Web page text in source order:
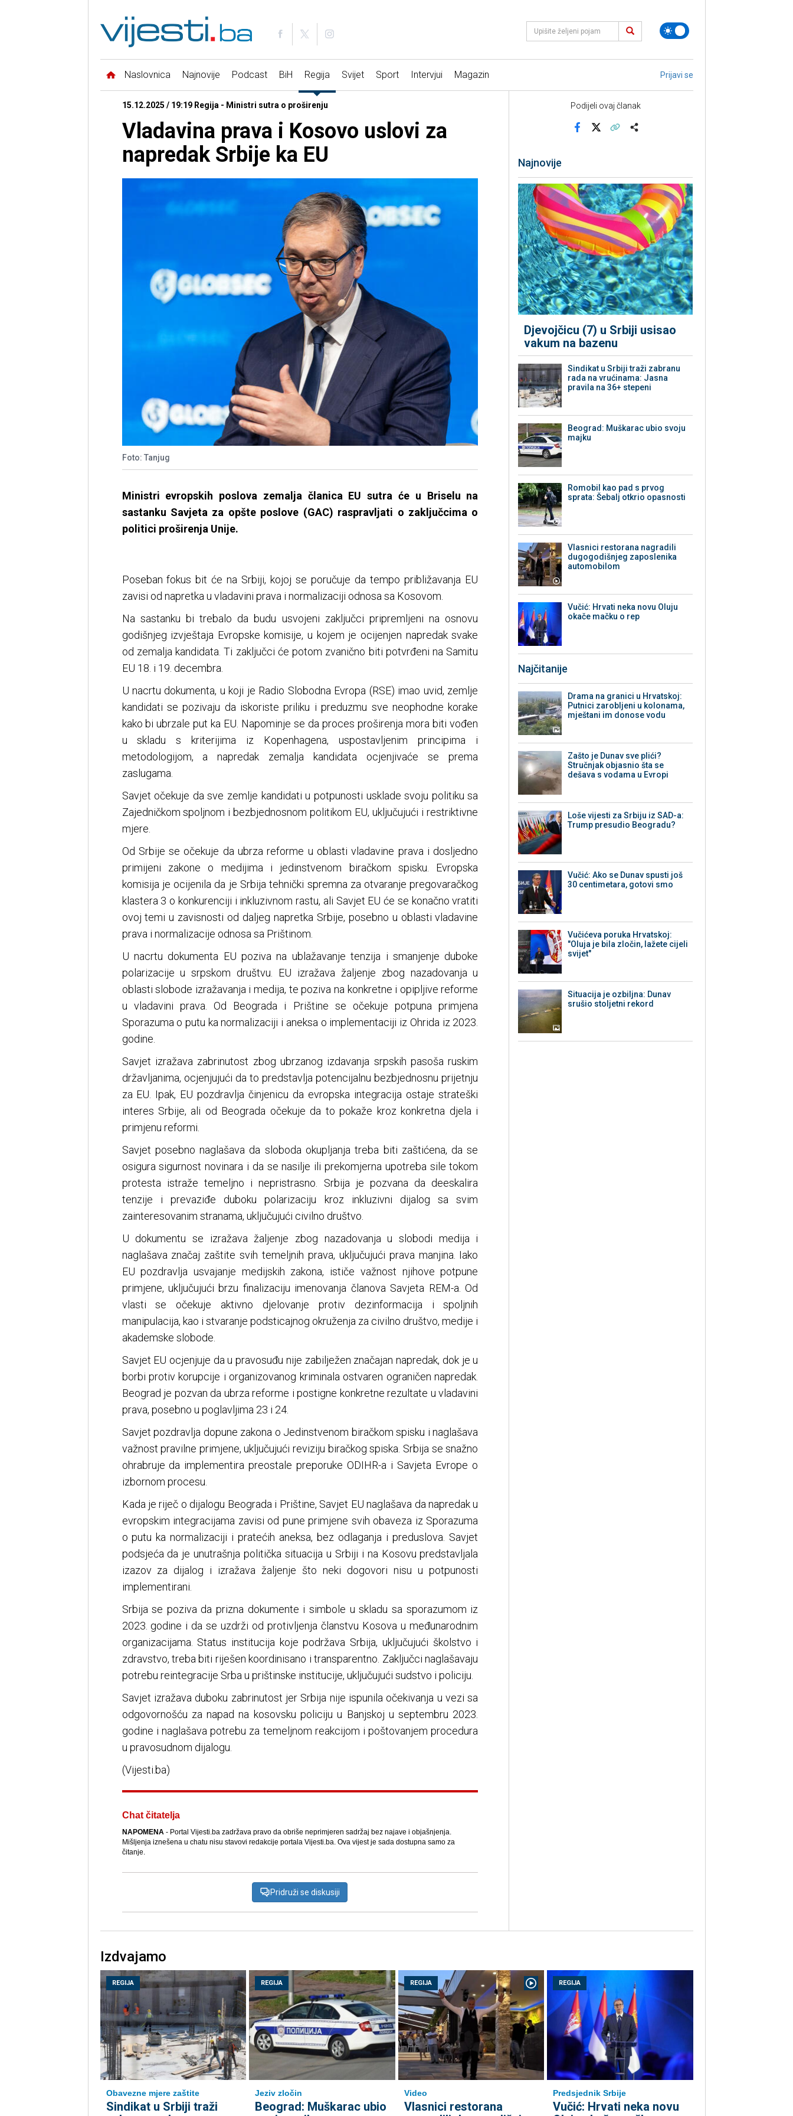
Naslovnica Najnovije Podcast BiH Regija Svijet Sport Intervjui Magazin Prijavi se
15.12.2025 / 19:19 Regija - Ministri sutra o proširenju
Vladavina prava i Kosovo uslovi za
napredak Srbije ka EU
Foto: Tanjug
Ministri evropskih poslova zemalja članica EU sutra će u Briselu na
sastanku Savjeta za opšte poslove (GAC) raspravljati o zaključcima o
politici proširenja Unije.
Poseban fokus bit će na Srbiji, kojoj se poručuje da tempo približavanja EU
zavisi od napretka u vladavini prava i normalizaciji odnosa sa Kosovom.
Na sastanku bi trebalo da budu usvojeni zaključci pripremljeni na osnovu
godišnjeg izvještaja Evropske komisije, u kojem je ocijenjen napredak svake
od zemalja kandidata. Ti zaključci će potom zvanično biti potvrđeni na Samitu
EU 18. i 19. decembra.
U nacrtu dokumenta, u koji je Radio Slobodna Evropa (RSE) imao uvid, zemlje
kandidati se pozivaju da iskoriste priliku i preduzmu sve neophodne korake
kako bi ubrzale put ka EU. Napominje se da proces proširenja mora biti vođen
u skladu s kriterijima iz Kopenhagena, uspostavljenim principima i
metodologijom, a napredak zemalja kandidata ocjenjivaće se prema
zaslugama.
Savjet očekuje da sve zemlje kandidati u potpunosti usklade svoju politiku sa
Zajedničkom spoljnom i bezbjednosnom politikom EU, uključujući i restriktivne
mjere.
Od Srbije se očekuje da ubrza reforme u oblasti vladavine prava i dosljedno
primijeni zakone o medijima i jedinstvenom biračkom spisku. Evropska
komisija je ocijenila da je Srbija tehnički spremna za otvaranje pregovaračkog
klastera 3 o konkurenciji i inkluzivnom rastu, ali Savjet EU će se konačno vratiti
ovoj temi u zavisnosti od daljeg napretka Srbije, posebno u oblasti vladavine
prava i normalizacije odnosa sa Prištinom.
U nacrtu dokumenta EU poziva na ublažavanje tenzija i smanjenje duboke
polarizacije u srpskom društvu. EU izražava žaljenje zbog nazadovanja u
oblasti slobode izražavanja i medija, te poziva na konkretne i opipljive reforme
u vladavini prava. Od Beograda i Prištine se očekuje potpuna primjena
Sporazuma o putu ka normalizaciji i aneksa o implementaciji iz Ohrida iz 2023.
godine.
Savjet izražava zabrinutost zbog ubrzanog izdavanja srpskih pasoša ruskim
državljanima, ocjenjujući da to predstavlja potencijalnu bezbjednosnu prijetnju
za EU. Ipak, EU pozdravlja činjenicu da evropska integracija ostaje strateški
interes Srbije, ali od Beograda očekuje da to pokaže kroz konkretna djela i
primjenu reformi.
Savjet posebno naglašava da sloboda okupljanja treba biti zaštićena, da se
osigura sigurnost novinara i da se nasilje ili prekomjerna upotreba sile tokom
protesta istraže temeljno i nepristrasno. Srbija je pozvana da deeskalira
tenzije i prevaziđe duboku polarizaciju kroz inkluzivni dijalog sa svim
zainteresovanim stranama, uključujući civilno društvo.
U dokumentu se izražava žaljenje zbog nazadovanja u slobodi medija i
naglašava značaj zaštite svih temeljnih prava, uključujući prava manjina. Iako
EU pozdravlja usvajanje medijskih zakona, ističe važnost njihove potpune
primjene, uključujući brzu finalizaciju imenovanja članova Savjeta REM-a. Od
vlasti se očekuje aktivno djelovanje protiv dezinformacija i spoljnih
manipulacija, kao i stvaranje podsticajnog okruženja za civilno društvo, medije i
akademske slobode.
Savjet EU ocjenjuje da u pravosuđu nije zabilježen značajan napredak, dok je u
borbi protiv korupcije i organizovanog kriminala ostvaren ograničen napredak.
Beograd je pozvan da ubrza reforme i postigne konkretne rezultate u vladavini
prava, posebno u poglavljima 23 i 24.
Savjet pozdravlja dopune zakona o Jedinstvenom biračkom spisku i naglašava
važnost pravilne primjene, uključujući reviziju biračkog spiska. Srbija se snažno
ohrabruje da implementira preostale preporuke ODIHR-a i Savjeta Evrope o
izbornom procesu.
Kada je riječ o dijalogu Beograda i Prištine, Savjet EU naglašava da napredak u
evropskim integracijama zavisi od pune primjene svih obaveza iz Sporazuma
o putu ka normalizaciji i pratećih aneksa, bez odlaganja i preduslova. Savjet
podsjeća da je unutrašnja politička situacija u Srbiji i na Kosovu predstavljala
izazov za dijalog i izražava žaljenje što neki dogovori nisu u potpunosti
implementirani.
Srbija se poziva da prizna dokumente i simbole u skladu sa sporazumom iz
2023. godine i da se uzdrži od protivljenja članstvu Kosova u međunarodnim
organizacijama. Status institucija koje podržava Srbija, uključujući školstvo i
zdravstvo, treba biti riješen koordinisano i transparentno. Zaključci naglašavaju
potrebu reintegracije Srba u prištinske institucije, uključujući sudstvo i policiju.
Savjet izražava duboku zabrinutost jer Srbija nije ispunila očekivanja u vezi sa
odgovornošću za napad na kosovsku policiju u Banjskoj u septembru 2023.
godine i naglašava potrebu za temeljnom reakcijom i poštovanjem procedura
u pravosudnom dijalogu.
(Vijesti.ba)
Chat čitatelja
NAPOMENA- Portal Vijesti.ba zadržava pravo da obriše neprimjeren sadržaj bez najave i objašnjenja.
Mišljenja iznešena u chatu nisu stavovi redakcije portala Vijesti.ba. Ova vijest je sada dostupna samo za
čitanje.
Pridruži se diskusiji
Podijeli ovaj članak
Najnovije
Djevojčicu (7) u Srbiji usisao
vakum na bazenu
Sindikat u Srbiji traži zabranu
rada na vrućinama: Jasna
pravila na 36+ stepeni
Beograd: Muškarac ubio svoju
majku
Romobil kao pad s prvog
sprata: Šebalj otkrio opasnosti
Vlasnici restorana nagradili
dugogodišnjeg zaposlenika
automobilom
Vučić: Hrvati neka novu Oluju
okače mačku o rep
Najčitanije
Drama na granici u Hrvatskoj:
Putnici zarobljeni u kolonama,
mještani im donose vodu
Zašto je Dunav sve plići?
Stručnjak objasnio šta se
dešava s vodama u Evropi
Loše vijesti za Srbiju iz SAD-a:
Trump presudio Beogradu?
Vučić: Ako se Dunav spusti još
30 centimetara, gotovi smo
Vučićeva poruka Hrvatskoj:
"Oluja je bila zločin, lažete cijeli
svijet"
Situacija je ozbiljna: Dunav
srušio stoljetni rekord
Izdvajamo
REGIJA
Obavezne mjere zaštite
Sindikat u Srbiji traži
REGIJA
Jeziv zločin
Beograd: Muškarac ubio
REGIJA
Video
Vlasnici restorana
REGIJA
Predsjednik Srbije
Vučić: Hrvati neka novu